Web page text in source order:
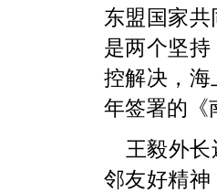
东盟国家
是两个坚
控解决，海
年签署的《
王毅外
邻友好精